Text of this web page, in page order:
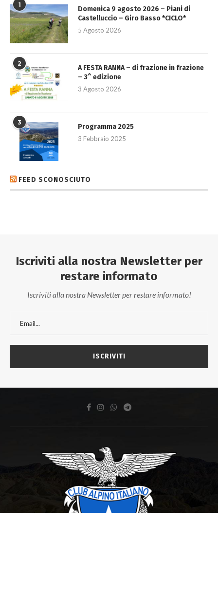
1
Domenica 9 agosto 2026 – Piani di
Castelluccio – Giro Basso *CICLO*
5 Agosto 2026
2
A FESTA RANNA – di frazione in frazione
– 3^ edizione
3 Agosto 2026
3
Programma 2025
3 Febbraio 2025
FEED SCONOSCIUTO
Iscriviti alla nostra Newsletter per
restare informato
Iscriviti alla nostra Newsletter per restare informato!